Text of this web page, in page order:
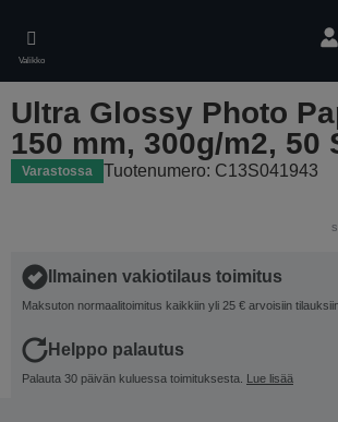
main
content
Valikko
Ultra Glossy Photo
150 mm, 300g/m2, 50
Varastossa Tuotenumero: C13S041943
Ilmainen vakiotilaus toimitus
Maksuton normaalitoimitus kaikkiin yli 25 € arvoisiin
Helppo palautus
Palauta 30 päivän kuluessa toimituksesta. Lue lisää